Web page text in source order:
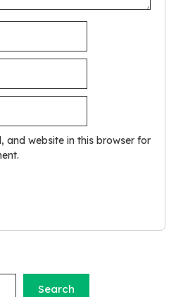
and website in this browser for
Search
Apply Online: नया व्यवसाय शुरू करने
है 40 प्रतिशत सब्सिडी
का लोन, कम ब्याज के साथ मिलती है 15%
Loan Scheme: श्रमिक मकान
साथी ले सकते है दो लाख का लोन, 8 साल नहीं देना